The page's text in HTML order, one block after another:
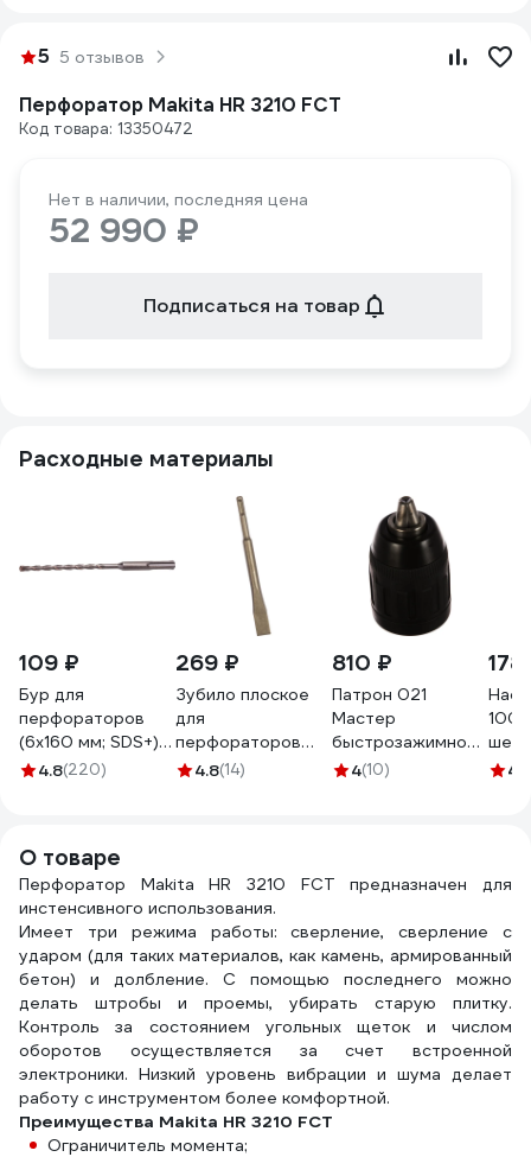
5 5 отзывов
Перфоратор Makita HR 3210 FCT
Код товара: 13350472
Нет в наличии, последняя цена
52 990 ₽
Подписаться на товар
Расходные материалы
109 ₽
Бур для
перфораторов
(6х160 мм; SDS+)
Makita D-00066
4.8(220)
269 ₽
Зубило плоское
для
перфораторов
SDS-Plus (200 мм)
4.8(14)
810 ₽
Патрон 021
Мастер
быстрозажимной
(2-13 мм; 1/2 -
4(10) 4.9
О товаре
Перфоратор Makita HR 3210 FCT предназначен для
инстенсивного использования.
Имеет три режима работы: сверление, сверление с
ударом (для таких материалов, как камень, армированный
бетон) и долбление. С помощью последнего можно
делать штробы и проемы, убирать старую плитку.
Контроль за состоянием угольных щеток и числом
оборотов осуществляется за счет встроенной
электроники. Низкий уровень вибрации и шума делает
работу с инструментом более комфортной.
Преимущества Makita HR 3210 FCT
Ограничитель момента;